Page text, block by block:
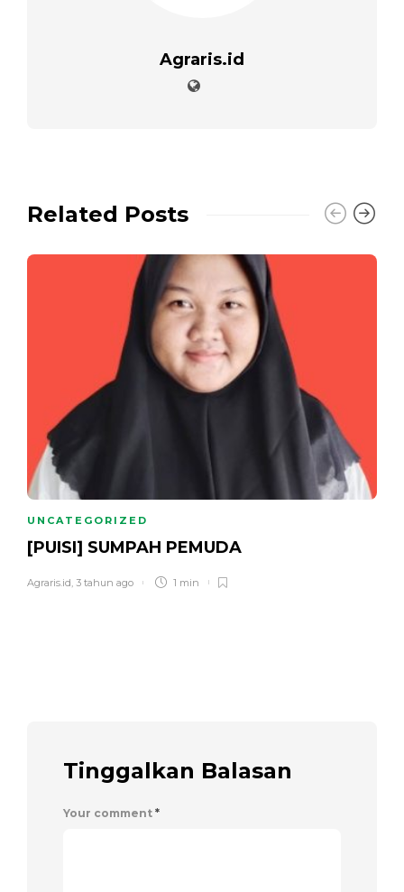
Agraris.id
Related Posts
UNCATEGORIZED
[PUISI] SUMPAH PEMUDA
Agraris.id, 3 tahun ago 1 min
Tinggalkan Balasan
Your comment *